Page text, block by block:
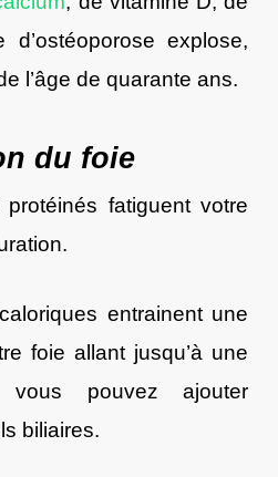
d’ostéoporose explose,
l’âge de quarante ans.
du foie
fatiguent votre
entrainent une
foie allant jusqu’à une
pouvez ajouter
biliaires.